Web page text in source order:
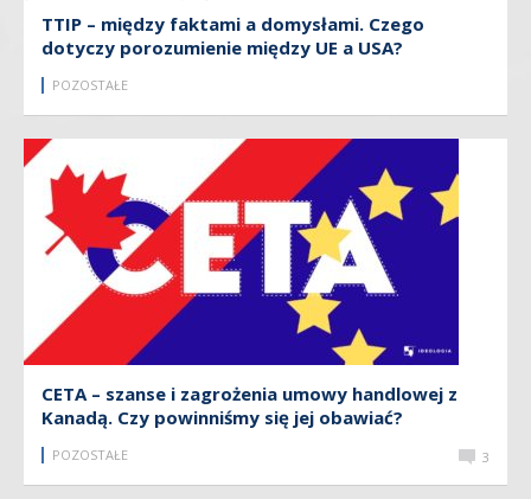
TTIP – między faktami a domysłami. Czego
dotyczy porozumienie między UE a USA?
POZOSTAŁE
CETA – szanse i zagrożenia umowy handlowej z
Kanadą. Czy powinniśmy się jej obawiać?
POZOSTAŁE 3